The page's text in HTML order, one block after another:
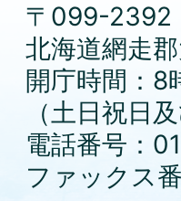
〒099-2392
北海道網走
開庁時間：8
（土日祝日
電話番号：
ファックス